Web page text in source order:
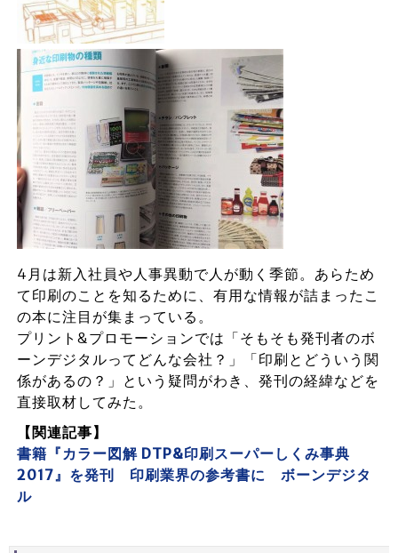
4月は新入社員や人事異動で人が動く季節。あらため
て印刷のことを知るために、有用な情報が詰まったこ
の本に注目が集まっている。
プリント&プロモーションでは「そもそも発刊者のボ
ーンデジタルってどんな会社？」「印刷とどういう関
係があるの？」という疑問がわき、発刊の経緯などを
直接取材してみた。
【関連記事】
書籍『カラー図解 DTP&印刷スーパーしくみ事典
2017』を発刊 印刷業界の参考書に ボーンデジタ
ル